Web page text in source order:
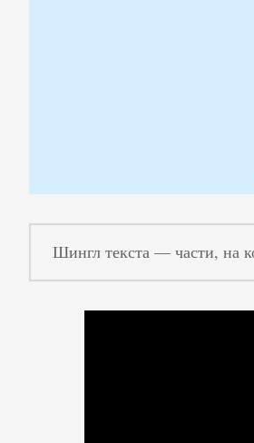
Шингл текста — части, на